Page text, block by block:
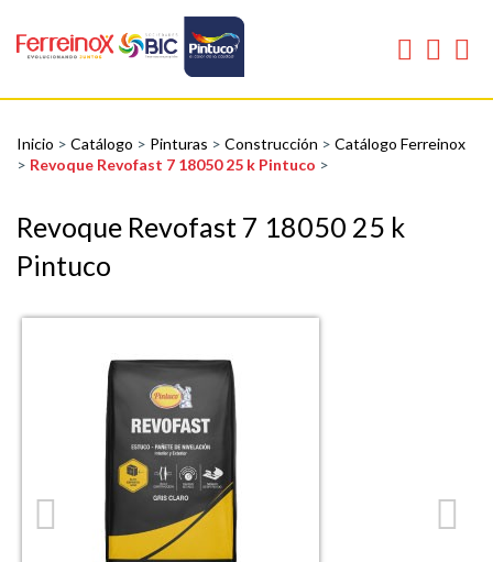
Inicio > Catálogo > Pinturas > Construcción > Catálogo Ferreinox
> Revoque Revofast 7 18050 25 k Pintuco >
Revoque Revofast 7 18050 25 k
Pintuco